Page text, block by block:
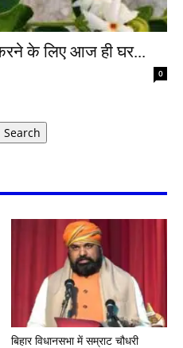
करने के लिए आज ही घर...
0
Search
बिहार विधानसभा में सम्राट चौधरी